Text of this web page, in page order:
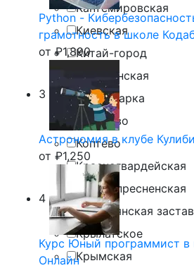
Кантемировская
Киевская
Китай-город
Коломенская
Коммунарка
Коньково
Коптево
Красногвардейская
Краснопресненская
Крестьянская
Крылатское
Крымская
Python -
грамотность в школе
от₽1,890
3
Астрономия в клубе
от ₽1,250
4
Курс Юный программист в
Онлайн